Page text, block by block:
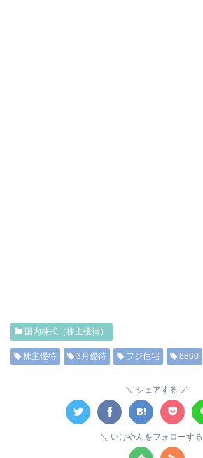
国内株式（株主優待）
株主優待 3月優待 フジ住宅 8860
シェアする
いけやんをフォローする